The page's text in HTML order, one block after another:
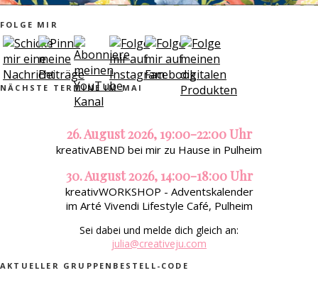
FOLGE MIR
NÄCHSTE TERMINE IM MAI
26. August 2026, 19:00-22:00 Uhr
kreativABEND bei mir zu Hause in Pulheim
30. August 2026, 14:00-18:00 Uhr
kreativWORKSHOP - Adventskalender
im Arté Vivendi Lifestyle Café, Pulheim
Sei dabei und melde dich gleich an:
julia@creativeju.com
AKTUELLER GRUPPENBESTELL-CODE